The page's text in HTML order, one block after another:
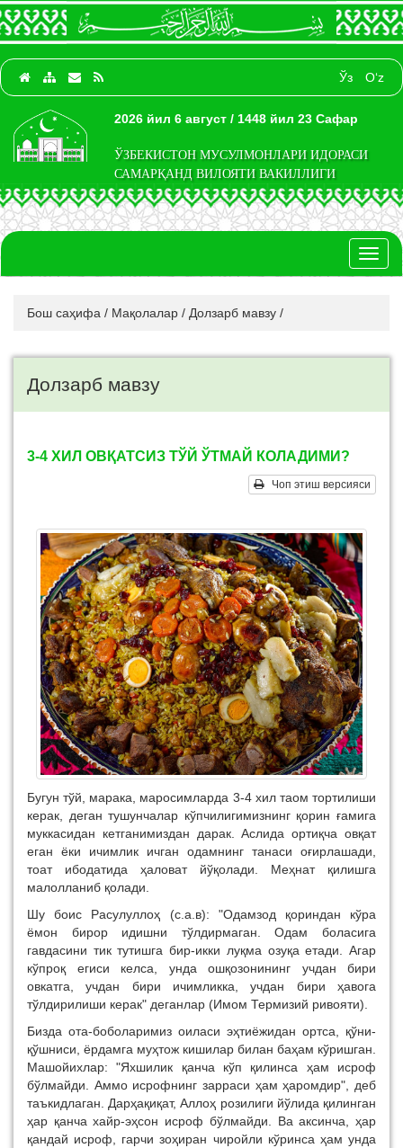
Ўз O‘z
2026 йил 6 август / 1448 йил 23 Сафар
ЎЗБЕКИСТОН МУСУЛМОНЛАРИ ИДОРАСИ
САМАРҚАНД ВИЛОЯТИ ВАКИЛЛИГИ
Бош саҳифа / Мақолалар / Долзарб мавзу /
Долзарб мавзу
3-4 ХИЛ ОВҚАТСИЗ ТЎЙ ЎТМАЙ КОЛАДИМИ?
Чоп этиш версияси
Бугун тўй, марака, маросимларда 3-4 хил таом тортилиши
керак, деган тушунчалар кўпчилигимизнинг қорин ғамига
муккасидан кетганимиздан дарак. Аслида ортиқча овқат
еган ёки ичимлик ичган одамнинг тана­си оғирлашади,
тоат ибодатида ҳаловат йўқолади. Меҳнат қилишга
малолланиб қолади.
Шу боис Расулуллоҳ (с.а.в): "Одамзод қориндан кўра
ёмон бирор идишни тўлдирмаган. Одам боласига
гавдасини тик тутишга бир-икки луқма озуқа етади. Агар
кўпроқ егиси келса, унда ошқозонининг учдан бири
овкатга, учдан бири ичимликка, учдан бири ҳавога
тўлдирилиши керак" деганлар (Имом Термизий ривояти).
Бизда ота-боболаримиз оиласи эҳтиёжидан ортса, қўни-
қўшниси, ёрдамга муҳтож кишилар би­лан баҳам кўришган.
Машойихлар: "Яхшилик қанча кўп қилинса ҳам исроф
бўлмайди. Аммо исрофнинг зарраси ҳам ҳаромдир", деб
таъкидлаган. Дарҳақиқат, Аллоҳ розилиги йўлида қилинган
ҳар қанча хайр-эҳсон исроф бўлмайди. Ва аксинча, ҳар
қандай исроф, гарчи зоҳиран чиройли кўринса ҳам унда